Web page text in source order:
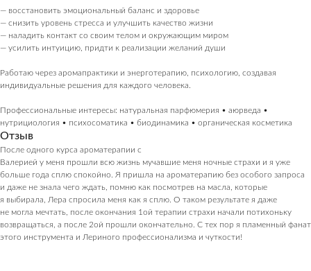
— восстановить эмоциональный баланс и здоровье
— снизить уровень стресса и улучшить качество жизни
— наладить контакт со своим телом и окружающим миром
— усилить интуицию, придти к реализации желаний души
Работаю через аромапрактики и энерготерапию, психологию, создавая
индивидуальные решения для каждого человека.
Профессиональные интересы: натуральная парфюмерия • аюрведа •
нутрициология • психосоматика • биодинамика • органическая косметика
Отзыв
После одного курса ароматерапии с
Валерией у меня прошли всю жизнь мучавшие меня ночные страхи и я уже
больше года сплю спокойно. Я пришла на ароматерапию без особого запроса
и даже не знала чего ждать, помню как посмотрев на масла, которые
я выбирала, Лера спросила меня как я сплю. О таком результате я даже
не могла мечтать, после окончания 1ой терапии страхи начали потихоньку
возвращаться, а после 2ой прошли окончательно. С тех пор я пламенный фанат
этого инструмента и Лериного профессионализма и чуткости!
ПОСЕТИТЕЛЯМ
ПАРТНЕРАМ
Магазин
Контакты
Продукция
Вакансии
Консалтинг и продюсирование
ПОКУПАТЕЛЯМ
О нас пишут